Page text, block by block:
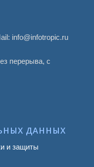
info@infotropic.ru
перерыва, с
ДАННЫХ
и защиты